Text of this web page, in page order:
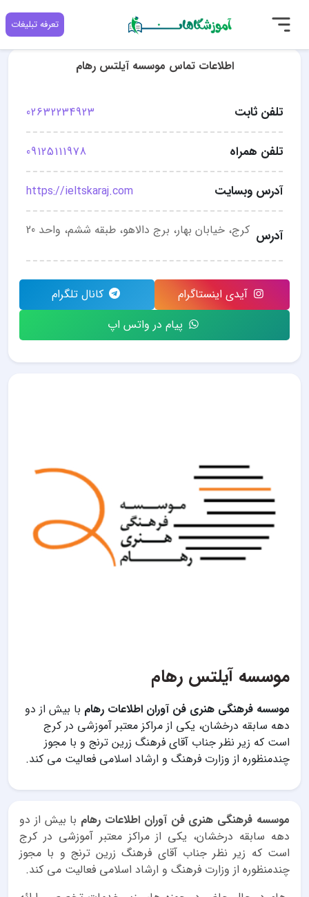
تعرفه تبلیغات
موسسه آیلتس رهام
موسسه فرهنگی هنری فن آوران اطلاعات رهام با بیش از دو
دهه سابقه درخشان، یکی از مراکز معتبر آموزشی در کرج
است که زیر نظر جناب آقای فرهنگ زرین ترنج و با مجوز
چندمنظوره از وزارت فرهنگ و ارشاد اسلامی فعالیت می کند.
موسسه فرهنگی هنری فن آوران اطلاعات رهام با بیش از دو
دهه سابقه درخشان، یکی از مراکز معتبر آموزشی در کرج
است که زیر نظر جناب آقای فرهنگ زرین ترنج و با مجوز
چندمنظوره از وزارت فرهنگ و ارشاد اسلامی فعالیت می کند.
اطلاعات تماس موسسه آیلتس رهام
تلفن ثابت 02632234923
تلفن همراه 09125111978
آدرس وبسایت https://ieltskaraj.com
آدرس کرج، خیابان بهار، برج دالاهو، طبقه ششم، واحد 20
آیدی اینستاگرام
کانال تلگرام
پیام در واتس اپ